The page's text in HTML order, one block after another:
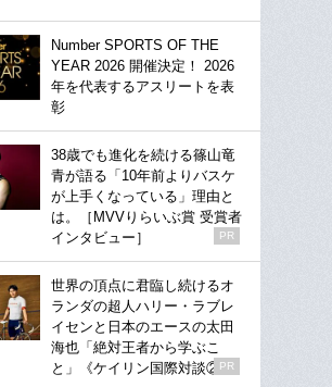
Number SPORTS OF THE
YEAR 2026 開催決定！ 2026
年を代表するアスリートを表
彰
38歳でも進化を続ける篠山竜
青が語る「10年前よりバスケ
が上手くなっている」理由と
は。［MVVりらいぶ賞 受賞者
インタビュー］
PR
世界の頂点に君臨し続けるオ
ランダの超人ハリー・ラブレ
イセンと日本のエースの太田
海也「絶対王者から学ぶこ
と」《ケイリン国際対談②》
PR